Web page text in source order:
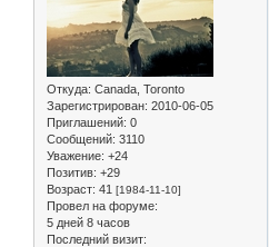
Откуда: Canada, Toronto
Зарегистрирован: 2010-06-05
Приглашений: 0
Сообщений: 3110
Уважение: +24
Позитив: +29
Возраст: 41 [1984-11-10]
Провел на форуме:
5 дней 8 часов
Последний визит: